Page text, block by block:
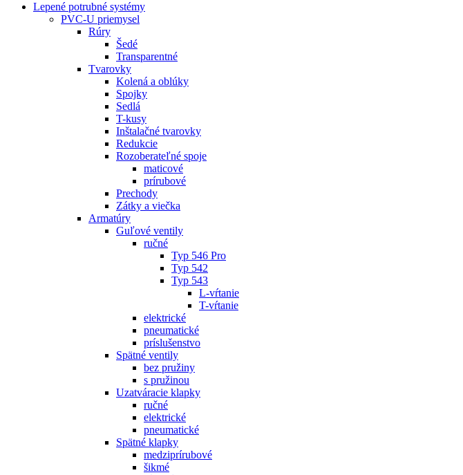
Lepené potrubné systémy
PVC-U priemysel
Rúry
Šedé
Transparentné
Tvarovky
Kolená a oblúky
Spojky
Sedlá
T-kusy
Inštalačné tvarovky
Redukcie
Rozoberateľné spoje
maticové
prírubové
Prechody
Zátky a viečka
Armatúry
Guľové ventily
ručné
Typ 546 Pro
Typ 542
Typ 543
L-vŕtanie
T-vŕtanie
elektrické
pneumatické
príslušenstvo
Spätné ventily
bez pružiny
s pružinou
Uzatváracie klapky
ručné
elektrické
pneumatické
Spätné klapky
medziprírubové
šikmé